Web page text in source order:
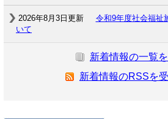
2026年8月3日更新
令和9年度社会福祉
いて
新着情報の一覧
新着情報のRSSを